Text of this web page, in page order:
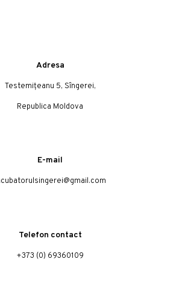
Adresa
Testemițeanu 5, Sîngerei,
Republica Moldova
E-mail
Telefon contact
+373 (0) 69360109